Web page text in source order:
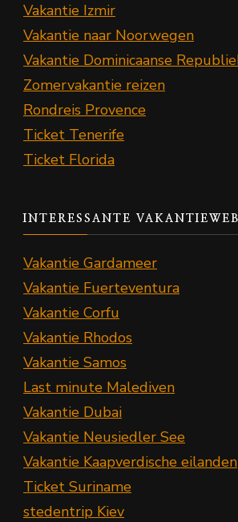
Vakantie Izmir
Vakantie naar Noorwegen
Vakantie Dominicaanse
Zomervakantie reizen
Rondreis Provence
Ticket Tenerife
Ticket Florida
INTERESSANTE
Vakantie Gardameer
Vakantie Fuerteventura
Vakantie Corfu
Vakantie Rhodos
Vakantie Samos
Last minute Malediven
Vakantie Dubai
Vakantie Neusiedler See
Vakantie Kaapverdische eilanden
Ticket Suriname
stedentrip Kiev